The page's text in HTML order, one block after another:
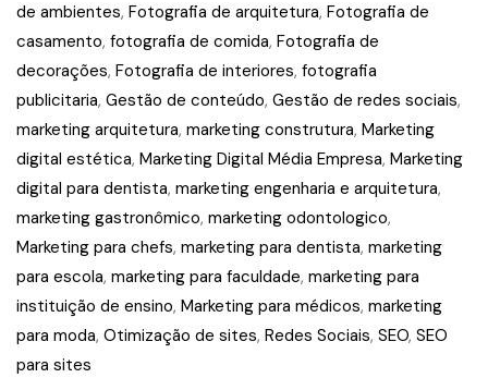
de ambientes, Fotografia de arquitetura, Fotografia de
casamento, fotografia de comida, Fotografia de
decorações, Fotografia de interiores, fotografia
publicitaria, Gestão de conteúdo, Gestão de redes sociais,
marketing arquitetura, marketing construtura, Marketing
digital estética, Marketing Digital Média Empresa, Marketing
digital para dentista, marketing engenharia e arquitetura,
marketing gastronômico, marketing odontologico,
Marketing para chefs, marketing para dentista, marketing
para escola, marketing para faculdade, marketing para
instituição de ensino, Marketing para médicos, marketing
para moda, Otimização de sites, Redes Sociais, SEO, SEO
para sites